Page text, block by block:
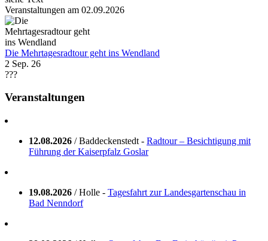
Veranstaltungen am 02.09.2026
Die Mehrtagesradtour geht ins Wendland
2 Sep. 26
???
Veranstaltungen
12.08.2026 / Baddeckenstedt - Radtour – Besichtigung mit
Führung der Kaiserpfalz Goslar
19.08.2026 / Holle - Tagesfahrt zur Landesgartenschau in
Bad Nenndorf